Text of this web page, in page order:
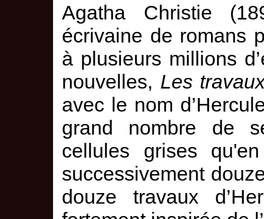
Agatha Christie
écrivaine de romans
à plusieurs millions
nouvelles, Les
avec le nom
grand nombre de
cellules grises
successivement
douze travaux